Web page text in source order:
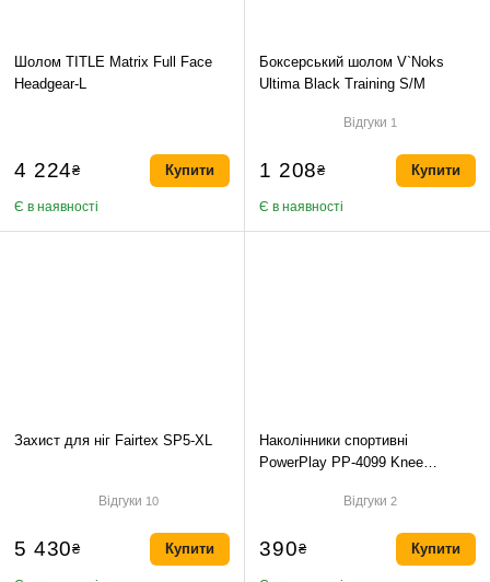
Шолом TITLE Matrix Full Face
Headgear-L
4 224₴
Є в наявності
Купити
Боксерський шолом V`Noks
Ultima Black Training S/M
Відгуки 1
1 208₴
Є в наявності
Купити
Захист для ніг Fairtex SP5-XL
Відгуки 10
5 430₴ Купити
Наколінники спортивні
PowerPlay PP-4099 Knee
Відгуки2
390₴ Купити